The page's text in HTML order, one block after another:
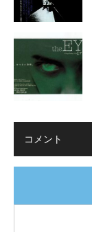
コメント